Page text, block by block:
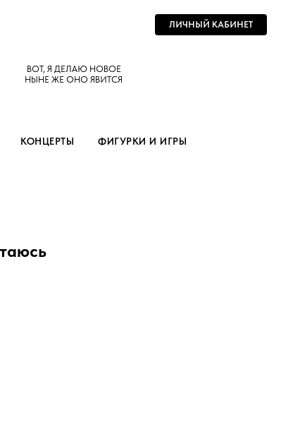
ВОТ, Я ДЕЛАЮ НОВОЕ
НЫНЕ ЖЕ ОНО ЯВИТСЯ
КОНЦЕРТЫ ФИГУРКИ И ИГРЫ
ЛИЧНЫЙ КАБИНЕТ